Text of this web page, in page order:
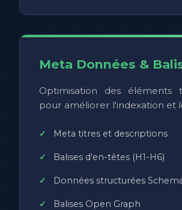
Meta Données &
Optimisation des éléments
pour améliorer l'indexation et
Meta titres et descriptions
Balises d'en-têtes (H1-H6)
Données structurées
Balises Open Graph